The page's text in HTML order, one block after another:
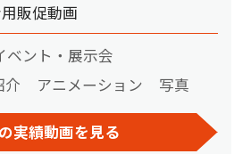
販促動画
ベント・展示会
介
アニメーション 写真
実績動画を見る